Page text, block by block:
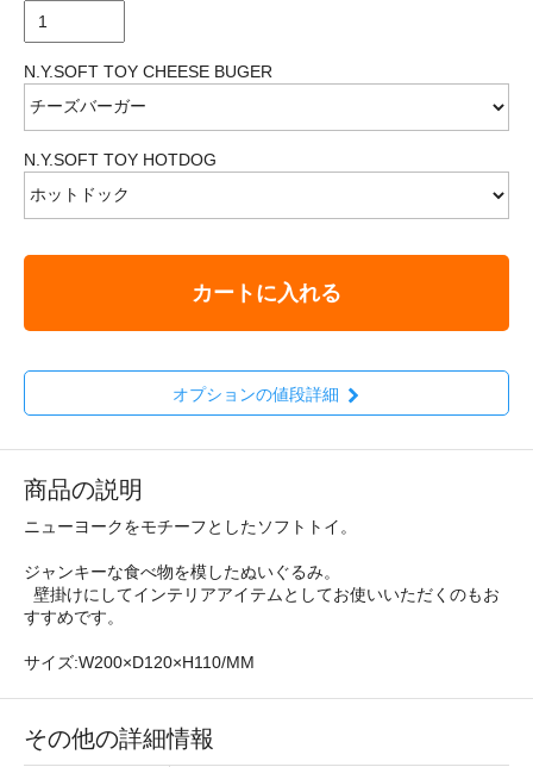
N.Y.SOFT TOY CHEESE BUGER
N.Y.SOFT TOY HOTDOG
カートに入れる
オプションの値段詳細
商品の説明
ニューヨークをモチーフとしたソフトトイ。
ジャンキーな食べ物を模したぬいぐるみ。
壁掛けにしてインテリアアイテムとしてお使いいただくのもお
すすめです。
サイズ:W200×D120×H110/MM
その他の詳細情報